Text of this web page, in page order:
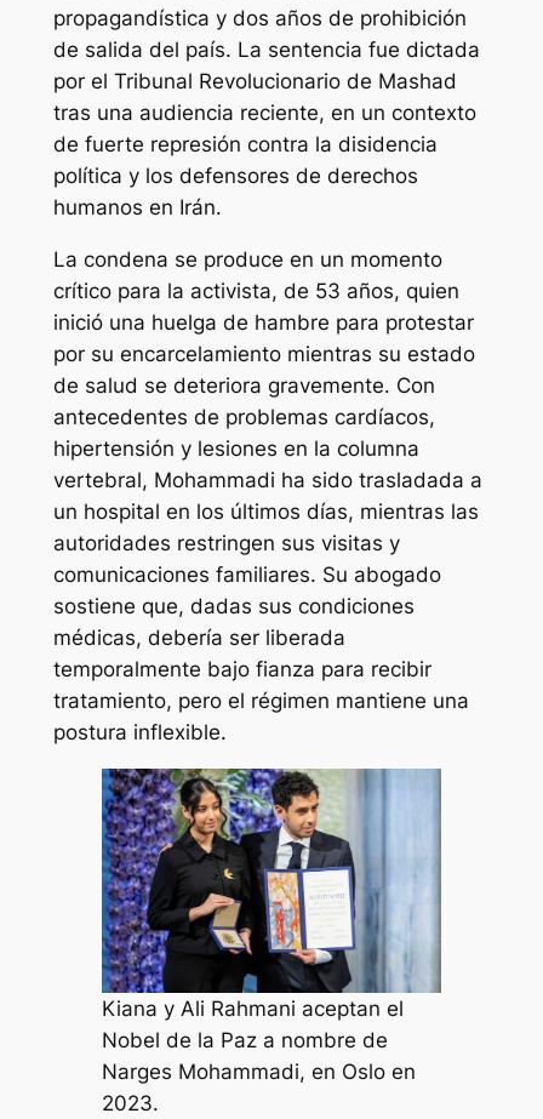
propagandística y dos años de prohibición
de salida del país. La sentencia fue dictada
por el Tribunal Revolucionario de Mashad
tras una audiencia reciente, en un contexto
de fuerte represión contra la disidencia
política y los defensores de derechos
humanos en Irán.
La condena se produce en un momento
crítico para la activista, de 53 años, quien
inició una huelga de hambre para protestar
por su encarcelamiento mientras su estado
de salud se deteriora gravemente. Con
antecedentes de problemas cardíacos,
hipertensión y lesiones en la columna
vertebral, Mohammadi ha sido trasladada a
un hospital en los últimos días, mientras las
autoridades restringen sus visitas y
comunicaciones familiares. Su abogado
sostiene que, dadas sus condiciones
médicas, debería ser liberada
temporalmente bajo fianza para recibir
tratamiento, pero el régimen mantiene una
postura inflexible.
Kiana y Ali Rahmani aceptan el
Nobel de la Paz a nombre de
Narges Mohammadi, en Oslo en
2023.